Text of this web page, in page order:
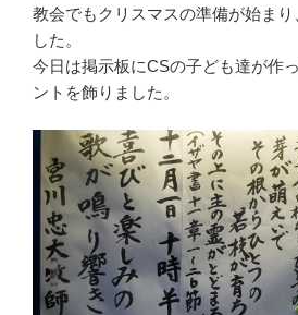
教会でもクリスマスの準備が始まり
した。
今日は掲示板にCSの子ども達が作
ントを飾りました。